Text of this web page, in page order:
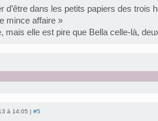
d’être dans les petits papiers des trois
mince affaire »
mais elle est pire que Bella celle-là,
à 14:05 | #5